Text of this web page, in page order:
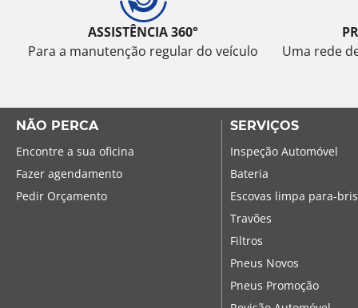
ASSISTÊNCIA 360°
Para a manutenção regular do veículo
Uma rede
NÃO PERCA
Encontre a sua oficina
Fazer agendamento
Pedir Orçamento
SERVIÇOS
Inspeção Automóvel
Bateria
Escovas limpa para-
Travões
Filtros
Pneus Novos
Pneus Promoção